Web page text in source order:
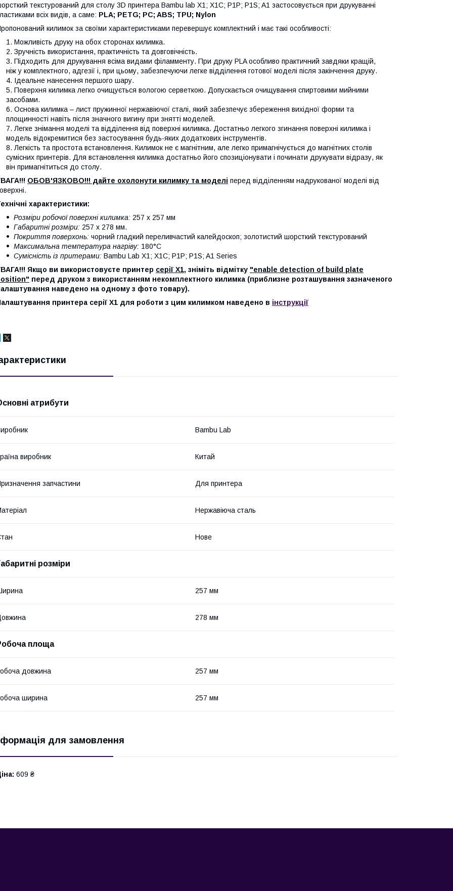
текстурований для столу 3D принтера Bambu lab X1; X1C; P1P; P1S; A1 застосовується при друкуванні
всіх видів, а саме: PLA; PETG; PC; ABS; TPU; Nylon
килимок за своїми характеристиками перевершує комплектний і має такі особливості:
Можливість друку на обох сторонах килимка.
Зручність використання, практичність та довговічність.
Підходить для друкування всіма видами філамменту. При друку PLA особливо практичний завдяки кращій,
ніж у комплектного, адгезії і, при цьому, забезпечуючи легке відділення готової моделі після закінчення друку.
Ідеальне нанесення першого шару.
Поверхня килимка легко очищується вологою серветкою. Допускається очищування спиртовими мийними
засобами.
Основа килимка – лист пружинної нержавіючої сталі, який забезпечує збереження вихідної форми та
площинності навіть після значного вигину при знятті моделей.
Легке знімання моделі та відділення від поверхні килимка. Достатньо легкого згинання поверхні килимка і
модель відокремитися без застосування будь-яких додаткових інструментів.
Легкість та простота встановлення. Килимок не є магнітним, але легко примагнічується до магнітних столів
сумісних принтерів. Для встановлення килимка достатньо його спозиціонувати і починати друкувати відразу, як
він примагнітиться до столу.
ОБОВ'ЯЗКОВО!!! дайте охолонути килимку та моделі перед відділенням надрукованої моделі від
характеристики:
Розміри робочої поверхні килимка: 257 х 257 мм
Габаритні розміри: 257 х 278 мм.
Покриття поверхонь: чорний гладкий переливчастий калейдоскоп; золотистий шорсткий текстурований
Максимальна температура нагріву: 180°С
Сумісність із притерами: Bambu Lab X1; X1C; P1P; P1S; A1 Series
Якщо ви використовуєте принтер серії X1, зніміть відмітку "enable detection of build plate
перед друком з використанням некомплектного килимка (приблизне розташування зазначеного
наведено на одному з фото товару).
принтера серії X1 для роботи з цим килимком наведено в інструкції
атрибути
Bambu Lab
виробник Китай
запчастини Для принтера
Нержавіюча сталь
Нове
розміри
257 мм
278 мм
площа
довжина 257 мм
ширина 257 мм
для замовлення
609 ₴